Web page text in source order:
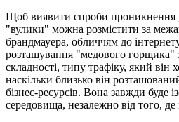
Щоб виявити спроби проникнення
"вулики" можна розмістити за
брандмауера, обличчям до
розташування "медового горщика"
складності, типу трафіку, який він
наскільки близько він
бізнес-ресурсів. Вона завжди буде
середовища, незалежно від того,